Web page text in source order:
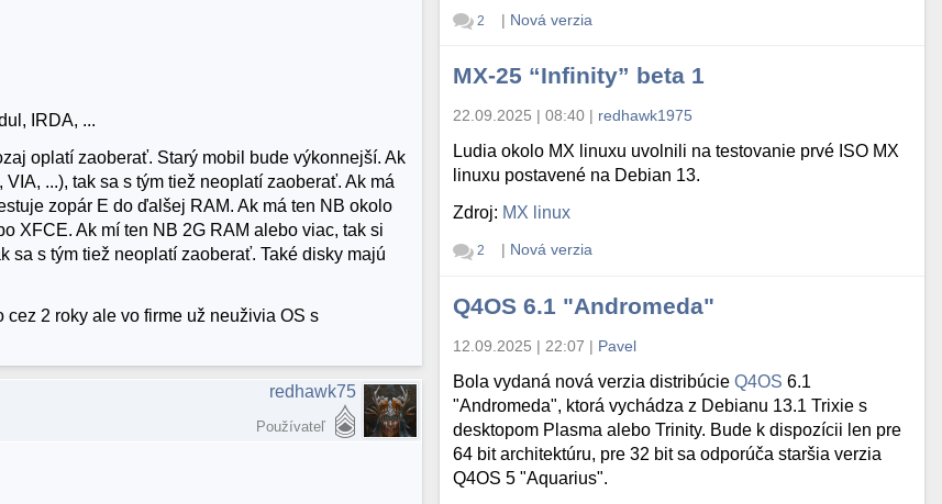
IRDA, ...
oplatí zaoberať. Starý mobil bude výkonnejší. Ak
...), tak sa s tým tiež neoplatí zaoberať. Ak má
zopár E do ďalšej RAM. Ak má ten NB okolo
XFCE. Ak mí ten NB 2G RAM alebo viac, tak si
sa s tým tiež neoplatí zaoberať. Také disky majú
2 roky ale vo firme už neuživia OS s
redhawk75
Používateľ
2 | Nová verzia
MX-25 “Infinity” beta 1
22.09.2025 | 08:40 | redhawk1975
Ludia okolo MX linuxu uvolnili na testovanie prvé ISO MX
linuxu postavené na Debian 13.
Zdroj: MX linux
2 | Nová verzia
Q4OS 6.1 "Andromeda"
12.09.2025 | 22:07 | Pavel
Bola vydaná nová verzia distribúcieQ4OS 6.1
"Andromeda", ktorá vychádza z Debianu 13.1 Trixie s
desktopom Plasma alebo Trinity. Bude k dispozícii len pre
64 bit architektúru, pre 32 bit sa odporúča staršia verzia
Q4OS 5 "Aquarius".